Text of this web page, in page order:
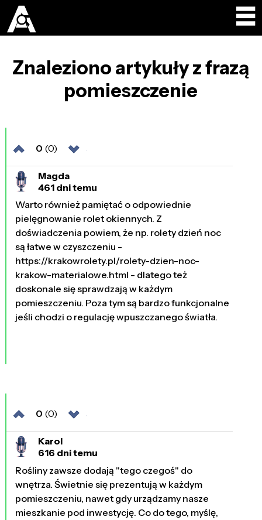
Znaleziono artykuły z frazą
pomieszczenie
0 (0)
Magda
461 dni temu
Warto również pamiętać o odpowiednie
pielęgnowanie rolet okiennych. Z
doświadczenia powiem, że np. rolety dzień noc
są łatwe w czyszczeniu -
https://krakowrolety.pl/rolety-dzien-noc-
krakow-materialowe.html - dlatego też
doskonale się sprawdzają w każdym
pomieszczeniu. Poza tym są bardzo funkcjonalne
jeśli chodzi o regulację wpuszczanego światła.
0 (0)
Karol
616 dni temu
Rośliny zawsze dodają "tego czegoś" do
wnętrza. Świetnie się prezentują w każdym
pomieszczeniu, nawet gdy urządzamy nasze
mieszkanie pod inwestycję. Co do tego, myślę,